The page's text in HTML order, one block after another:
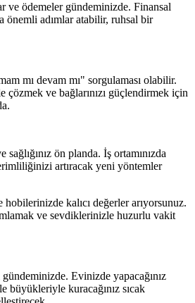
ve ödemeler gündeminizde. Finansal
önemli adımlar atabilir, ruhsal bir
mı devam mı" sorgulaması olabilir.
çözmek ve bağlarınızı güçlendirmek için
ön planda. İş ortamınızda
artıracak yeni yöntemler
hobilerinizde kalıcı değerler arıyorsunuz.
ve sevdiklerinizle huzurlu vakit
Evinizde yapacağınız
büyükleriyle kuracağınız sıcak